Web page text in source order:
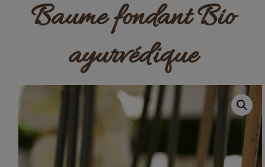
Baume fondant Bio
ayurvédique